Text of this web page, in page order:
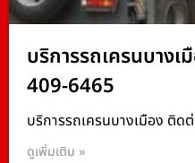
บริการรถเครนบาง
409-6465
บริการรถเครนบางเมือง ติด
ดูเพิ่มเติม »